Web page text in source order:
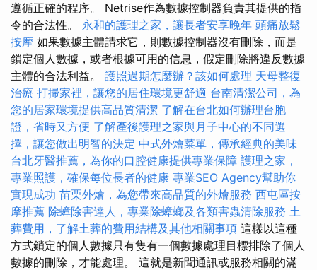
遵循正確的程序。 Netrise作為數據控制器負責其提供的指
令的合法性。 永和的護理之家，讓長者安享晚年 頭痛放鬆
按摩 如果數據主體請求它，則數據控制器沒有刪除，而是
鎖定個人數據，或者根據可用的信息，假定刪除將違反數據
主體的合法利益。 護照過期怎麼辦？該如何處理 天母整復
治療 打掃家裡，讓您的居住環境更舒適 台南清潔公司，為
您的居家環境提供高品質清潔 了解在台北如何辦理台胞
證，省時又方便 了解產後護理之家與月子中心的不同選
擇，讓您做出明智的決定 中式外燴菜單，傳承經典的美味
台北牙醫推薦，為你的口腔健康提供專業保障 護理之家，
專業照護，確保每位長者的健康 專業SEO Agency幫助你
實現成功 苗栗外燴，為您帶來高品質的外燴服務 西屯區按
摩推薦 除蟑除害達人，專業除蟑螂及各類害蟲清除服務 土
葬費用，了解土葬的費用結構及其他相關事項 這樣以這種
方式鎖定的個人數據只有隻有一個數據處理目標排除了個人
數據的刪除，才能處理。 這就是新聞通訊或服務相關的滿